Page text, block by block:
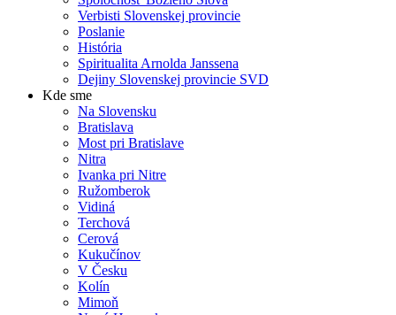
Verbisti Slovenskej provincie
Poslanie
História
Spiritualita Arnolda Janssena
Dejiny Slovenskej provincie SVD
Kde sme
Na Slovensku
Bratislava
Most pri Bratislave
Nitra
Ivanka pri Nitre
Ružomberok
Vidiná
Terchová
Cerová
Kukučínov
V Česku
Kolín
Mimoň